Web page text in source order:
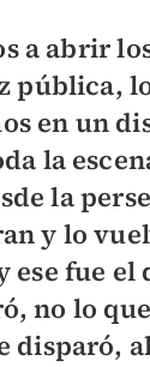
a abrir
pública,
en un
la
la
y lo
ese fue el
no lo
disparó,